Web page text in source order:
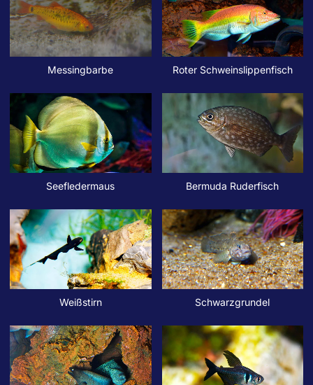
Messingbarbe Roter Schweinslippenfisch
Seefledermaus Bermuda Ruderfisch
Weißstirn Schwarzgrundel